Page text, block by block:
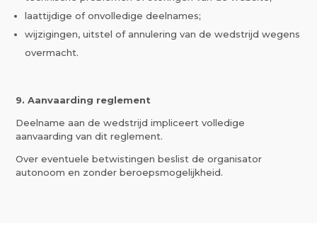
laattijdige of onvolledige deelnames;
wijzigingen, uitstel of annulering van de wedstrijd wegens
overmacht.
9.Aanvaarding reglement
Deelname aan de wedstrijd impliceert volledige
aanvaarding van dit reglement.
Over eventuele betwistingen beslist de organisator
autonoom en zonder beroepsmogelijkheid.